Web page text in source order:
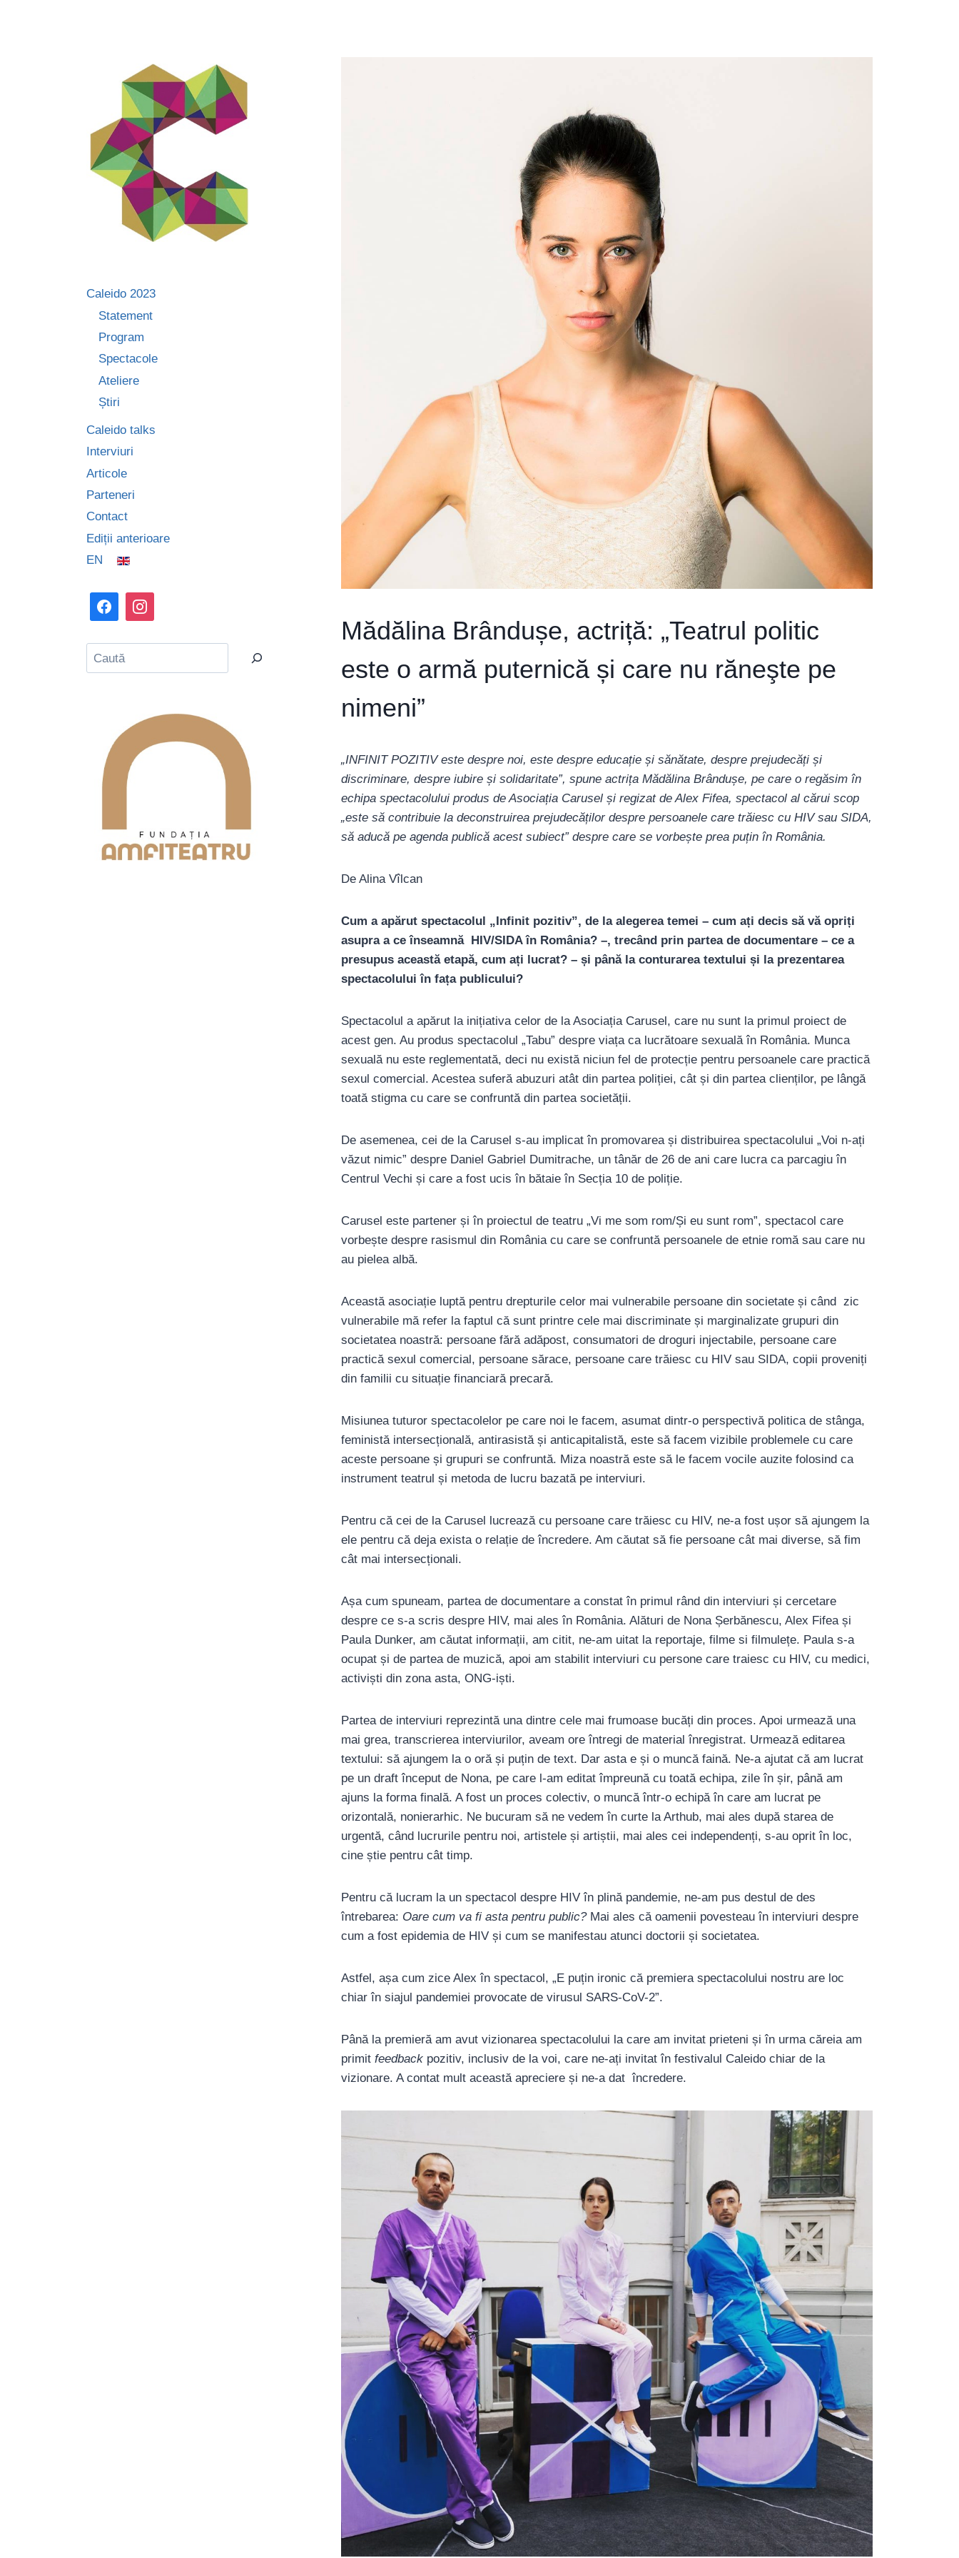
Mădălina Brândușe, actriță: „Teatrul politic
este o armă puternică și care nu răneşte pe
nimeni”
„INFINIT POZITIV este despre noi, este despre educație și sănătate, despre prejudecăți și
discriminare, despre iubire și solidaritate”, spune actrița Mădălina Brândușe, pe care o regăsim în
echipa spectacolului produs de Asociația Carusel și regizat de Alex Fifea, spectacol al cărui scop
„este să contribuie la deconstruirea prejudecăților despre persoanele care trăiesc cu HIV sau SIDA,
să aducă pe agenda publică acest subiect” despre care se vorbește prea puțin în România.
De Alina Vîlcan
Cum a apărut spectacolul „Infinit pozitiv”, de la alegerea temei – cum ați decis să vă opriți
asupra a ce înseamnă HIV/SIDA în România? –, trecând prin partea de documentare – ce a
presupus această etapă, cum ați lucrat? – și până la conturarea textului și la prezentarea
spectacolului în fața publicului?
Spectacolul a apărut la inițiativa celor de la Asociația Carusel, care nu sunt la primul proiect de
acest gen. Au produs spectacolul „Tabu” despre viața ca lucrătoare sexuală în România. Munca
sexuală nu este reglementată, deci nu există niciun fel de protecție pentru persoanele care practică
sexul comercial. Acestea suferă abuzuri atât din partea poliției, cât și din partea clienților, pe lângă
toată stigma cu care se confruntă din partea societății.
De asemenea, cei de la Carusel s-au implicat în promovarea și distribuirea spectacolului „Voi n-ați
văzut nimic” despre Daniel Gabriel Dumitrache, un tânăr de 26 de ani care lucra ca parcagiu în
Centrul Vechi și care a fost ucis în bătaie în Secția 10 de poliție.
Carusel este partener și în proiectul de teatru „Vi me som rom/Și eu sunt rom”, spectacol care
vorbește despre rasismul din România cu care se confruntă persoanele de etnie romă sau care nu
au pielea albă.
Această asociație luptă pentru drepturile celor mai vulnerabile persoane din societate și când zic
vulnerabile mă refer la faptul că sunt printre cele mai discriminate și marginalizate grupuri din
societatea noastră: persoane fără adăpost, consumatori de droguri injectabile, persoane care
practică sexul comercial, persoane sărace, persoane care trăiesc cu HIV sau SIDA, copii proveniți
din familii cu situație financiară precară.
Misiunea tuturor spectacolelor pe care noi le facem, asumat dintr-o perspectivă politica de stânga,
feministă intersecțională, antirasistă și anticapitalistă, este să facem vizibile problemele cu care
aceste persoane și grupuri se confruntă. Miza noastră este să le facem vocile auzite folosind ca
instrument teatrul și metoda de lucru bazată pe interviuri.
Pentru că cei de la Carusel lucrează cu persoane care trăiesc cu HIV, ne-a fost ușor să ajungem la
ele pentru că deja exista o relație de încredere. Am căutat să fie persoane cât mai diverse, să fim
cât mai intersecționali.
Așa cum spuneam, partea de documentare a constat în primul rând din interviuri și cercetare
despre ce s-a scris despre HIV, mai ales în România. Alături de Nona Șerbănescu, Alex Fifea și
Paula Dunker, am căutat informații, am citit, ne-am uitat la reportaje, filme si filmulețe. Paula s-a
ocupat și de partea de muzică, apoi am stabilit interviuri cu persone care traiesc cu HIV, cu medici,
activiști din zona asta, ONG-iști.
Partea de interviuri reprezintă una dintre cele mai frumoase bucăți din proces. Apoi urmează una
mai grea, transcrierea interviurilor, aveam ore întregi de material înregistrat. Urmează editarea
textului: să ajungem la o oră și puțin de text. Dar asta e și o muncă faină. Ne-a ajutat că am lucrat
pe un draft început de Nona, pe care l-am editat împreună cu toată echipa, zile în șir, până am
ajuns la forma finală. A fost un proces colectiv, o muncă într-o echipă în care am lucrat pe
orizontală, nonierarhic. Ne bucuram să ne vedem în curte la Arthub, mai ales după starea de
urgentă, când lucrurile pentru noi, artistele și artiștii, mai ales cei independenți, s-au oprit în loc,
cine știe pentru cât timp.
Pentru că lucram la un spectacol despre HIV în plină pandemie, ne-am pus destul de des
întrebarea: Oare cum va fi asta pentru public?Mai ales că oamenii povesteau în interviuri despre
cum a fost epidemia de HIV și cum se manifestau atunci doctorii și societatea.
Astfel, așa cum zice Alex în spectacol, „E puțin ironic că premiera spectacolului nostru are loc
chiar în siajul pandemiei provocate de virusul SARS-CoV-2”.
Până la premieră am avut vizionarea spectacolului la care am invitat prieteni și în urma căreia am
primitfeedback pozitiv, inclusiv de la voi, care ne-ați invitat în festivalul Caleido chiar de la
vizionare. A contat mult această apreciere și ne-a dat încredere.
Caleido 2023
Statement
Program
Spectacole
Ateliere
Știri
Caleido talks
Interviuri
Articole
Parteneri
Contact
Ediții anterioare
EN
Caută